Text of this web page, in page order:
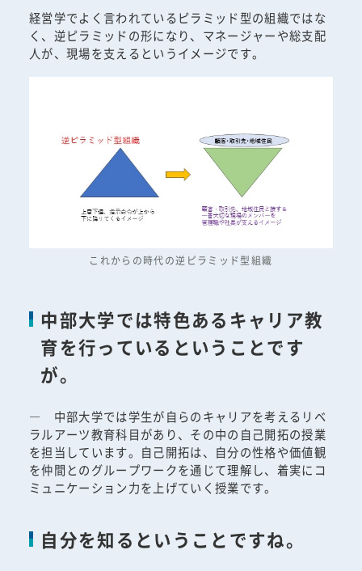
経営学でよく言われているピラミッド型の組織ではな
く、逆ピラミッドの形になり、マネージャーや総支配
人が、現場を支えるというイメージです。
これからの時代の逆ピラミッド型組織
中部大学では特色あるキャリア教
育を行っているということです
が。
― 中部大学では学生が自らのキャリアを考えるリベ
ラルアーツ教育科目があり、その中の自己開拓の授業
を担当しています。自己開拓は、自分の性格や価値観
を仲間とのグループワークを通じて理解し、着実にコ
ミュニケーション力を上げていく授業です。
自分を知るということですね。